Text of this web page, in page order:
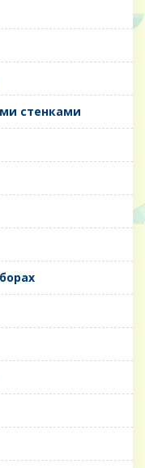
стенками